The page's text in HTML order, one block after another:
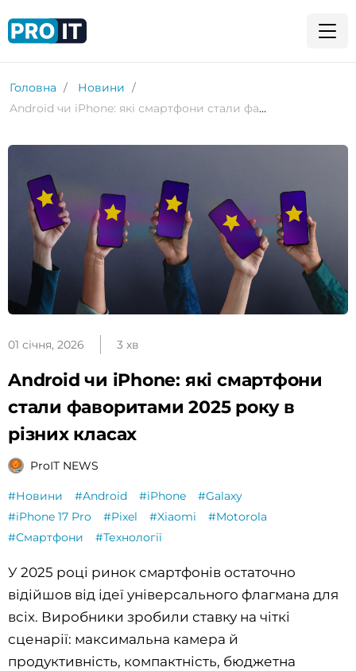
Головна
Новини
Android чи iPhone: які смартфони стали фаворитами 2025 року в різних класах
01 січня, 2026 3 хв
Android чи iPhone: які смартфони
стали фаворитами 2025 року в
різних класах
ProIT NEWS
#Новини #Android #iPhone
#Galaxy
#iPhone 17 Pro
#Pixel #Xiaomi
#Motorola
#Смартфони
#Технології
У 2025 році ринок смартфонів остаточно
відійшов від ідеї універсального флагмана для
всіх. Виробники зробили ставку на чіткі
сценарії: максимальна камера й
продуктивність, компактність, бюджетна